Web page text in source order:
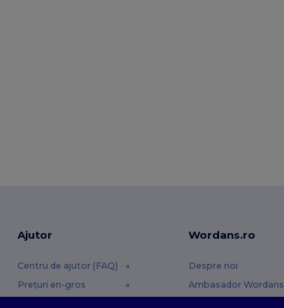
Ajutor
Centru de ajutor (FAQ)
Prețuri en-gros
Wordans.ro
Despre noi
Ambasador Wordans